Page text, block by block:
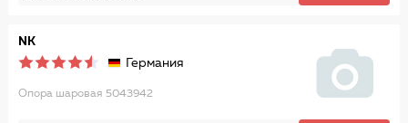
NK
Германия
Опора шаровая 5043942